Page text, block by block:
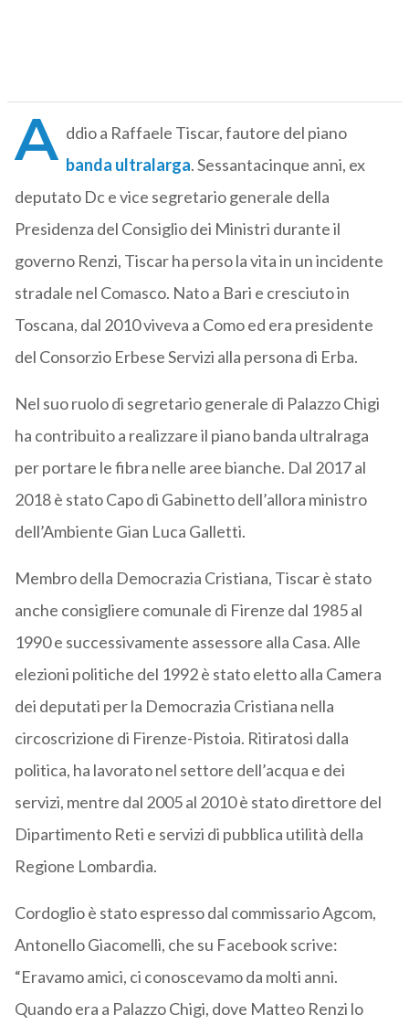
A ddio a Raffaele Tiscar, fautore del piano
banda ultralarga. Sessantacinque anni, ex
deputato Dc e vice segretario generale della
Presidenza del Consiglio dei Ministri durante il
governo Renzi, Tiscar ha perso la vita in un incidente
stradale nel Comasco. Nato a Bari e cresciuto in
Toscana, dal 2010 viveva a Como ed era presidente
del Consorzio Erbese Servizi alla persona di Erba.
Nel suo ruolo di segretario generale di Palazzo Chigi
ha contribuito a realizzare il piano banda ultralraga
per portare le fibra nelle aree bianche. Dal 2017 al
2018 è stato Capo di Gabinetto dell’allora ministro
dell’Ambiente Gian Luca Galletti.
Membro della Democrazia Cristiana, Tiscar è stato
anche consigliere comunale di Firenze dal 1985 al
1990 e successivamente assessore alla Casa. Alle
elezioni politiche del 1992 è stato eletto alla Camera
dei deputati per la Democrazia Cristiana nella
circoscrizione di Firenze-Pistoia. Ritiratosi dalla
politica, ha lavorato nel settore dell’acqua e dei
servizi, mentre dal 2005 al 2010 è stato direttore del
Dipartimento Reti e servizi di pubblica utilità della
Regione Lombardia.
Cordoglio è stato espresso dal commissario Agcom,
Antonello Giacomelli, che su Facebook scrive:
“Eravamo amici, ci conoscevamo da molti anni.
Quando era a Palazzo Chigi, dove Matteo Renzi lo